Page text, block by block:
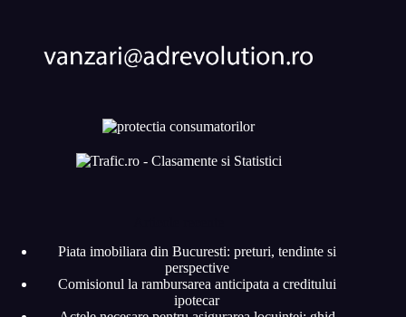
Piata imobiliara din Bucuresti: preturi, tendinte si
perspective
Comisionul la rambursarea anticipata a creditului
ipotecar